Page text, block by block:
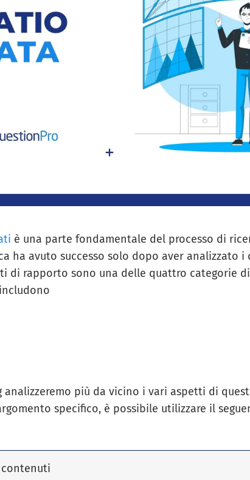
è una parte fondamentale del processo di
ha avuto successo solo dopo aver analizzato
di rapporto sono una delle quattro categorie
analizzeremo più da vicino i vari aspetti di
specifico, è possibile utilizzare il